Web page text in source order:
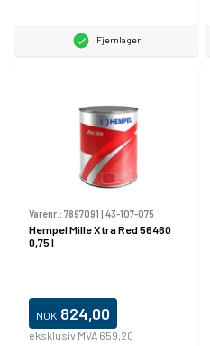
Fjernlager
Varenr.: 7897091 | 43-107-075
Hempel Mille Xtra Red 56460
0,75 l
NOK 824,00
eksklusiv MVA 659,20